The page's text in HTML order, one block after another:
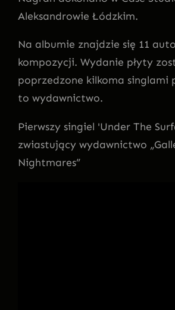
Aleksandrowie Łódzkim.
Na albumie znajdzie się 11
kompozycji. Wydanie płyty
poprzedzone kilkoma singlami
to wydawnictwo.
Pierwszy singiel 'Under The
zwiastujący wydawnictwo
Nightmares”